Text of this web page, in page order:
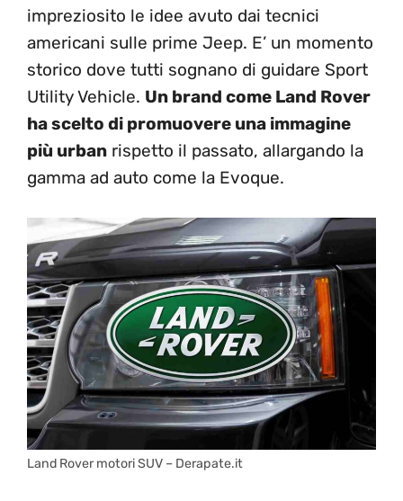
impreziosito le idee avuto dai tecnici
americani sulle prime Jeep. E’ un momento
storico dove tutti sognano di guidare Sport
Utility Vehicle. Un brand come Land Rover
ha scelto di promuovere una immagine
più urban rispetto il passato, allargando la
gamma ad auto come la Evoque.
Land Rover motori SUV – Derapate.it